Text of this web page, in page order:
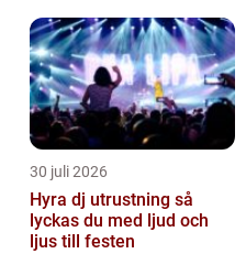
30 juli 2026
Hyra dj utrustning så
lyckas du med ljud och
ljus till festen